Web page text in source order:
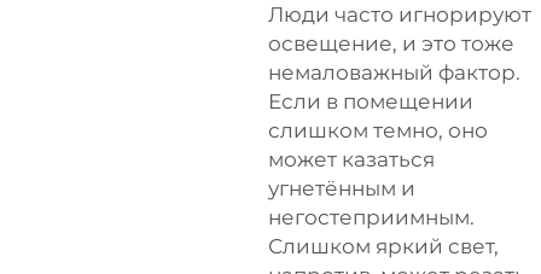
Люди часто игнорируют
освещение, и это тоже
немаловажный фактор.
Если в помещении
слишком темно, оно
может казаться
угнетённым и
негостеприимным.
Слишком яркий свет,